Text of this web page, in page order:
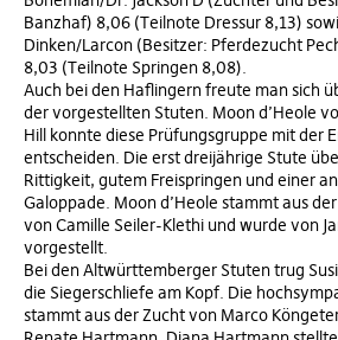
Banzhaf) 8,06 (Teilnote Dressur 8,13)
Dinken/Larcon (Besitzer: Pferdezucht
8,03 (Teilnote Springen 8,08).
Auch bei den Haflingern freute man sich
der vorgestellten Stuten. Moon d’Heole
Hill konnte diese Prüfungsgruppe mit der
entscheiden. Die erst dreijährige Stute
Rittigkeit, gutem Freispringen und einer
Galoppade. Moon d’Heole stammt aus
von Camille Seiler-Klethi und wurde von
vorgestellt.
Bei den Altwürttemberger Stuten trug
die Siegerschliefe am Kopf. Die
stammt aus der Zucht von Marco